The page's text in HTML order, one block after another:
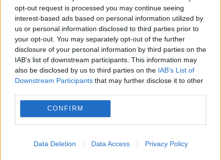
opt-out request is processed you may continue seeing
interest-based ads based on personal information utilized by
us or personal information disclosed to third parties prior to
your opt-out. You may separately opt-out of the further
disclosure of your personal information by third parties on the
IAB’s list of downstream participants. This information may
also be disclosed by us to third parties on the IAB’s List of
Downstream Participants that may further disclose it to other
CONFIRM
Data Deletion Data Access Privacy Policy
σύστημα αντιπυραυλικής
Dome. Ισραηλινοί στρατιώτες
άρματα μάχης Merkava και
τεθωρακισμένα οχήματα
προσωπικού Namer (APC)!
Το μέγεθος της Πολεμικής
περίπου34.000
55.000έφεδροι. Συνολικά,
φέρεται να βρίσκονται σε
υπηρεσία. Όπως οι χερσαίες